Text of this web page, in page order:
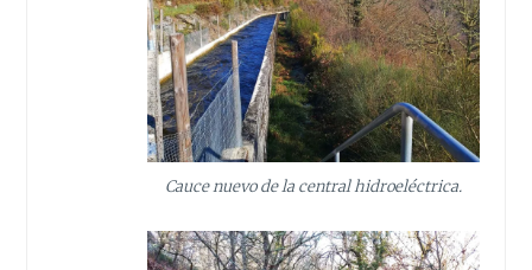
Cauce nuevo de la central hidroeléctrica.